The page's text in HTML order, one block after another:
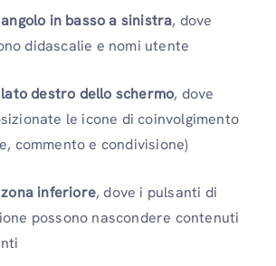
angolo in basso a sinistra, dove
didascalie e nomi utente
lato destro dello schermo, dove
le icone di coinvolgimento
commento e condivisione)
zona inferiore, dove i pulsanti di
possono nascondere contenuti